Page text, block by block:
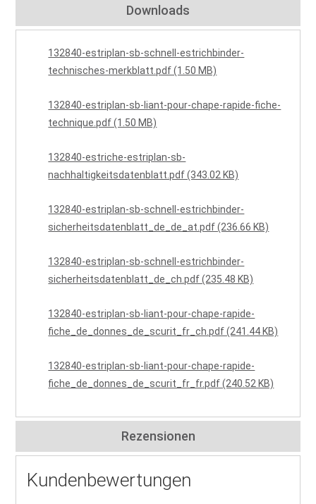
Downloads
132840-estriplan-sb-schnell-estrichbinder-
technisches-merkblatt.pdf (1.50 MB)
132840-estriplan-sb-liant-pour-chape-rapide-fiche-
technique.pdf (1.50 MB)
132840-estriche-estriplan-sb-
nachhaltigkeitsdatenblatt.pdf (343.02 KB)
132840-estriplan-sb-schnell-estrichbinder-
sicherheitsdatenblatt_de_de_at.pdf (236.66 KB)
132840-estriplan-sb-schnell-estrichbinder-
sicherheitsdatenblatt_de_ch.pdf (235.48 KB)
132840-estriplan-sb-liant-pour-chape-rapide-
fiche_de_donnes_de_scurit_fr_ch.pdf (241.44 KB)
132840-estriplan-sb-liant-pour-chape-rapide-
fiche_de_donnes_de_scurit_fr_fr.pdf (240.52 KB)
Rezensionen
Kundenbewertungen